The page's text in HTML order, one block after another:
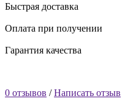
Быстрая доставка
Оплата при получении
Гарантия качества
0 отзывов /Написать отзыв